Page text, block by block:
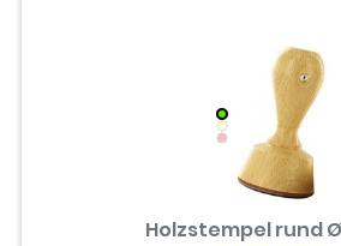
Holzstempel rund